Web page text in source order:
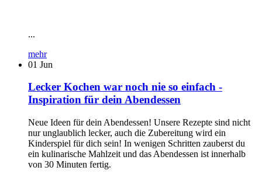
...
mehr
01 Jun
Lecker Kochen war noch nie so einfach -
Inspiration für dein Abendessen
Neue Ideen für dein Abendessen! Unsere Rezepte sind nicht
nur unglaublich lecker, auch die Zubereitung wird ein
Kinderspiel für dich sein! In wenigen Schritten zauberst du
ein kulinarische Mahlzeit und das Abendessen ist innerhalb
von 30 Minuten fertig.